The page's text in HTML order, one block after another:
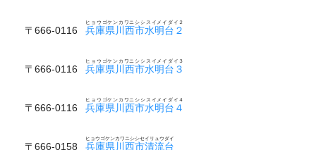
〒666-0116 兵庫県川西市水明台２
ヒョウゴケンカワニシシスイメイダイ２
〒666-0116 兵庫県川西市水明台３
ヒョウゴケンカワニシシスイメイダイ３
〒666-0116 兵庫県川西市水明台４
ヒョウゴケンカワニシシスイメイダイ４
〒666-0158 兵庫県川西市清流台
ヒョウゴケンカワニシシセイリュウダイ